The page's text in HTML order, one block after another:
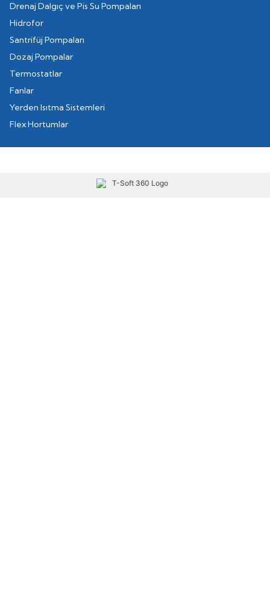
Drenaj Dalgıç ve Pis Su Pompaları
Hidrofor
Santrifüj Pompaları
Dozaj Pompalar
Termostatlar
Fanlar
Yerden Isıtma Sistemleri
Flex Hortumlar